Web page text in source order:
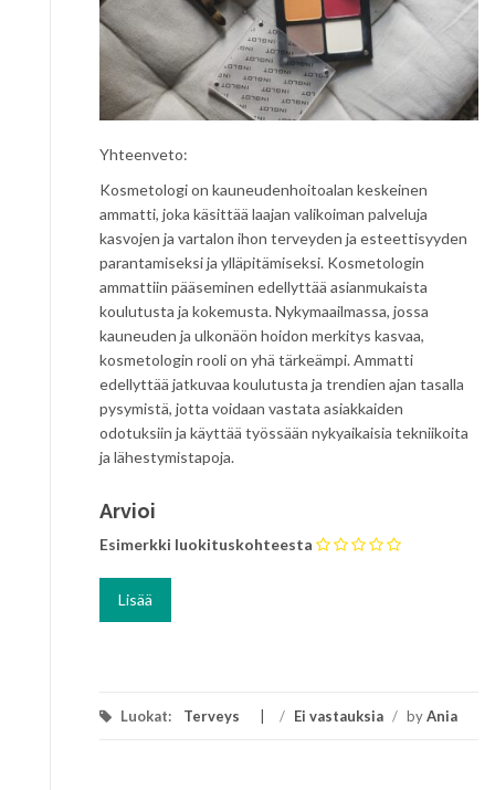
Yhteenveto:
Kosmetologi on kauneudenhoitoalan keskeinen
ammatti, joka käsittää laajan valikoiman palveluja
kasvojen ja vartalon ihon terveyden ja esteettisyyden
parantamiseksi ja ylläpitämiseksi. Kosmetologin
ammattiin pääseminen edellyttää asianmukaista
koulutusta ja kokemusta. Nykymaailmassa, jossa
kauneuden ja ulkonäön hoidon merkitys kasvaa,
kosmetologin rooli on yhä tärkeämpi. Ammatti
edellyttää jatkuvaa koulutusta ja trendien ajan tasalla
pysymistä, jotta voidaan vastata asiakkaiden
odotuksiin ja käyttää työssään nykyaikaisia tekniikoita
ja lähestymistapoja.
Arvioi
Esimerkki luokituskohteesta
Luokat: Terveys / Ei vastauksia / byAnia